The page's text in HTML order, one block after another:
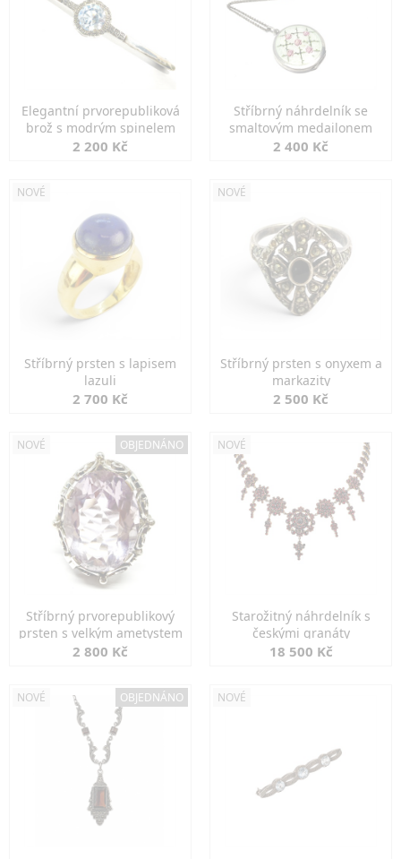
Elegantní prvorepubliková
brož s modrým spinelem
2 200 Kč
Stříbrný náhrdelník se
smaltovým medailonem
2 400 Kč
NOVÉ
Stříbrný prsten s lapisem
lazuli
2 700 Kč
NOVÉ
Stříbrný prsten s onyxem a
markazity
2 500 Kč
NOVÉ OBJEDNÁNO
Stříbrný prvorepublikový
prsten s velkým ametystem
2 800 Kč
NOVÉ
Starožitný náhrdelník s
českými granáty
18 500 Kč
NOVÉ OBJEDNÁNO NOVÉ